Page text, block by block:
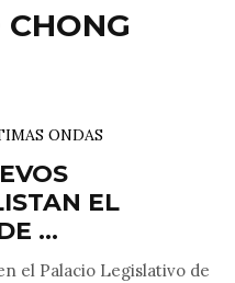
ONDAS
EL
...
el Palacio Legislativo de